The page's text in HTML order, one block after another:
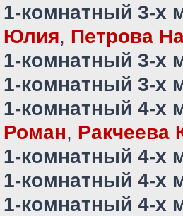
1-комнатный 3-х
Юлия, Петрова
1-комнатный 3-х
1-комнатный 3-х
1-комнатный 4-х
Роман, Ракчеева
1-комнатный 4-х
1-комнатный 4-х
1-комнатный 4-х